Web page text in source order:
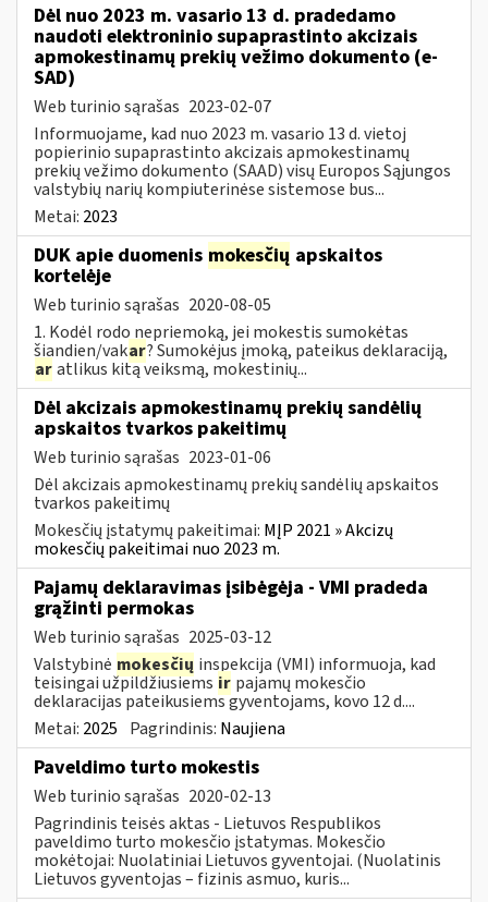
Dėl nuo 2023 m. vasario 13 d. pradedamo
naudoti elektroninio supaprastinto akcizais
apmokestinamų prekių vežimo dokumento (e-
SAD)
Web turinio sąrašas 2023-02-07
Informuojame, kad nuo 2023 m. vasario 13 d. vietoj
popierinio supaprastinto akcizais apmokestinamų
prekių vežimo dokumento (SAAD) visų Europos Sąjungos
valstybių narių kompiuterinėse sistemose bus...
Metai: 2023
DUK apie duomenis mokesčių apskaitos
kortelėje
Web turinio sąrašas 2020-08-05
1. Kodėl rodo nepriemoką, jei mokestis sumokėtas
šiandien/vakar? Sumokėjus įmoką, pateikus deklaraciją,
aratlikus kitą veiksmą, mokestinių...
Dėl akcizais apmokestinamų prekių sandėlių
apskaitos tvarkos pakeitimų
Web turinio sąrašas 2023-01-06
Dėl akcizais apmokestinamų prekių sandėlių apskaitos
tvarkos pakeitimų
Mokesčių įstatymų pakeitimai: MĮP 2021 » Akcizų
mokesčių pakeitimai nuo 2023 m.
Pajamų deklaravimas įsibėgėja - VMI pradeda
grąžinti permokas
Web turinio sąrašas 2025-03-12
Valstybinė mokesčių inspekcija (VMI) informuoja, kad
teisingai užpildžiusiems ir pajamų mokesčio
deklaracijas pateikusiems gyventojams, kovo 12 d....
Metai: 2025 Pagrindinis: Naujiena
Paveldimo turto mokestis
Web turinio sąrašas 2020-02-13
Pagrindinis teisės aktas - Lietuvos Respublikos
paveldimo turto mokesčio įstatymas. Mokesčio
mokėtojai: Nuolatiniai Lietuvos gyventojai. (Nuolatinis
Lietuvos gyventojas – fizinis asmuo, kuris...